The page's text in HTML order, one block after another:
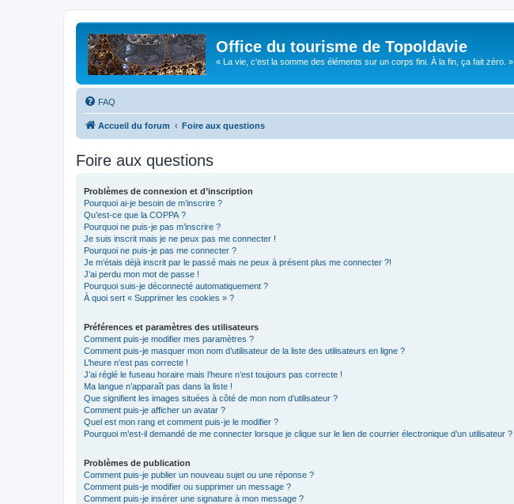
Office du tourisme de Topoldavie
« La vie, c'est la somme des éléments sur un corps fini. À la fin, ça fait zéro. »
FAQ
Accueil du forum Foire aux questions
Foire aux questions
Problèmes de connexion et d’inscription
Pourquoi ai-je besoin de m’inscrire ?
Qu’est-ce que la COPPA ?
Pourquoi ne puis-je pas m’inscrire ?
Je suis inscrit mais je ne peux pas me connecter !
Pourquoi ne puis-je pas me connecter ?
Je m’étais déjà inscrit par le passé mais ne peux à présent plus me connecter ?!
J’ai perdu mon mot de passe !
Pourquoi suis-je déconnecté automatiquement ?
À quoi sert « Supprimer les cookies » ?
Préférences et paramètres des utilisateurs
Comment puis-je modifier mes paramètres ?
Comment puis-je masquer mon nom d’utilisateur de la liste des utilisateurs en ligne ?
L’heure n’est pas correcte !
J’ai réglé le fuseau horaire mais l’heure n’est toujours pas correcte !
Ma langue n’apparaît pas dans la liste !
Que signifient les images situées à côté de mon nom d’utilisateur ?
Comment puis-je afficher un avatar ?
Quel est mon rang et comment puis-je le modifier ?
Pourquoi m’est-il demandé de me connecter lorsque je clique sur le lien de courrier électronique d’un utilisateur ?
Problèmes de publication
Comment puis-je publier un nouveau sujet ou une réponse ?
Comment puis-je modifier ou supprimer un message ?
Comment puis-je insérer une signature à mon message ?